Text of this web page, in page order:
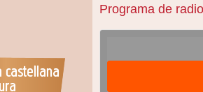
Programa de